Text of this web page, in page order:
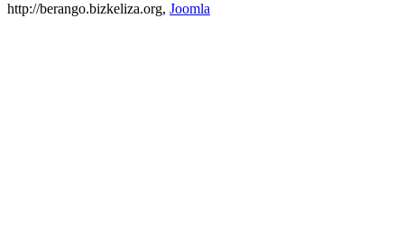
http://berango.bizkeliza.org, Joomla